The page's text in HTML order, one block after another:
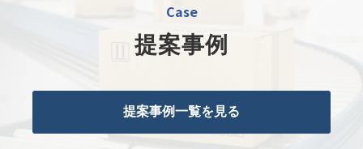
Case
提案事例
提案事例一覧を見る